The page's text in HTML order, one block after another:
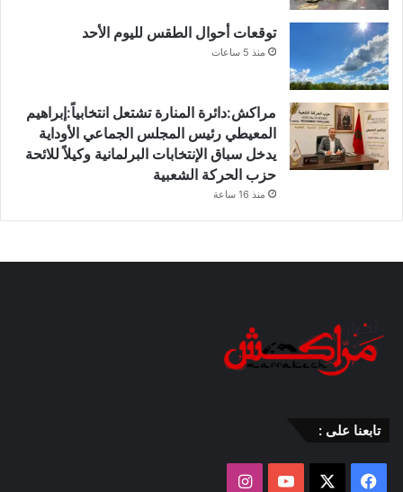
توقعات أحوال الطقس لليوم الأحد
منذ 5 ساعات
مراكش:دائرة المنارة تشتعل انتخابياً:إبراهيم
المعيطي رئيس المجلس الجماعي الأوداية
يدخل سباق الإنتخابات البرلمانية وكيلاً للائحة
حزب الحركة الشعبية
منذ 16 ساعة
تابعنا على :
فيسبوك ‫YouTube